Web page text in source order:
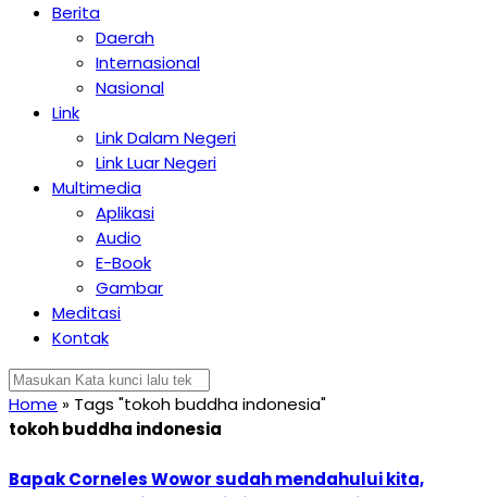
Berita
Daerah
Internasional
Nasional
Link
Link Dalam Negeri
Link Luar Negeri
Multimedia
Aplikasi
Audio
E-Book
Gambar
Meditasi
Kontak
Home » Tags "tokoh buddha indonesia"
tokoh buddha indonesia
Bapak Corneles Wowor sudah mendahului kita,